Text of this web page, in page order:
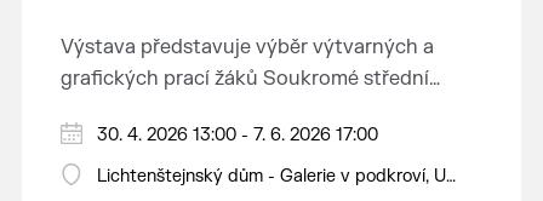
Výstava představuje výběr výtvarných a
grafických prací žáků Soukromé střední
30. 4. 2026 13:00 - 7. 6. 2026 17:00
Lichtenštejnský dům - Galerie v podkroví, U